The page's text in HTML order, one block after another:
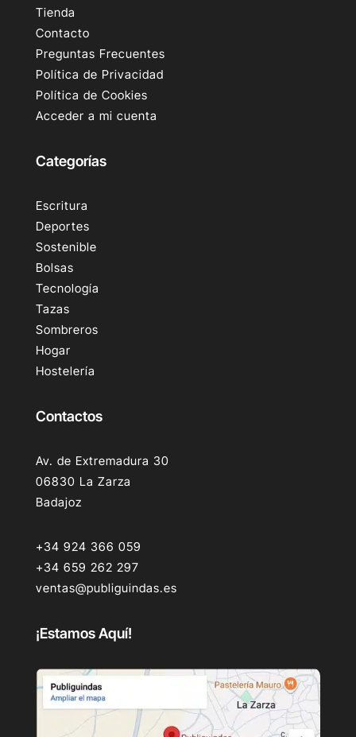
Tienda
Contacto
Preguntas Frecuentes
Política de Privacidad
Política de Cookies
Acceder a mi cuenta
Categorías
Escritura
Deportes
Sostenible
Bolsas
Tecnología
Tazas
Sombreros
Hogar
Hostelería
Contactos
Av. de Extremadura 30
06830 La Zarza
Badajoz
+34 924 366 059
+34 659 262 297
ventas@publiguindas.es
¡Estamos Aquí!